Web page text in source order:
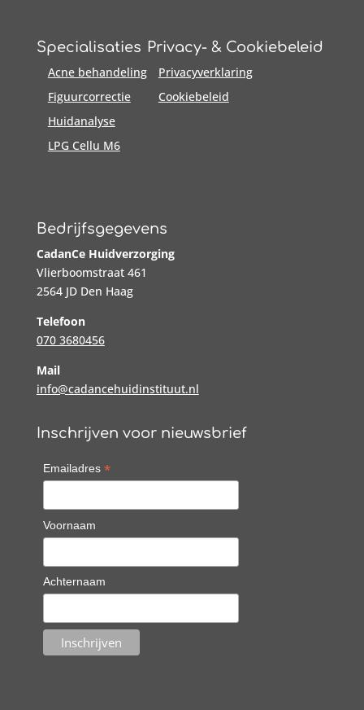
Specialisaties
Acne behandeling
Figuurcorrectie
Huidanalyse
LPG Cellu M6
Privacy- & Cookiebeleid
Privacyverklaring
Cookiebeleid
Bedrijfsgegevens
CadanCe Huidverzorging
Vlierboomstraat 461
2564 JD Den Haag
Telefoon
070 3680456
Mail
info@cadancehuidinstituut.nl
Inschrijven voor nieuwsbrief
Emailadres *
Voornaam
Achternaam